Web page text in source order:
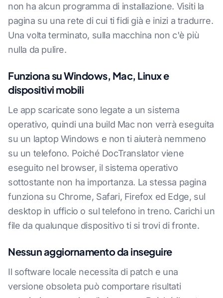
non ha alcun programma di installazione. Visiti la
pagina su una rete di cui ti fidi già e inizi a tradurre.
Una volta terminato, sulla macchina non c'è più
nulla da pulire.
Funziona su Windows, Mac, Linux e
dispositivi mobili
Le app scaricate sono legate a un sistema
operativo, quindi una build Mac non verrà eseguita
su un laptop Windows e non ti aiuterà nemmeno
su un telefono. Poiché DocTranslator viene
eseguito nel browser, il sistema operativo
sottostante non ha importanza. La stessa pagina
funziona su Chrome, Safari, Firefox ed Edge, sul
desktop in ufficio o sul telefono in treno. Carichi un
file da qualunque dispositivo ti si trovi di fronte.
Nessun aggiornamento da inseguire
Il software locale necessita di patch e una
versione obsoleta può comportare risultati